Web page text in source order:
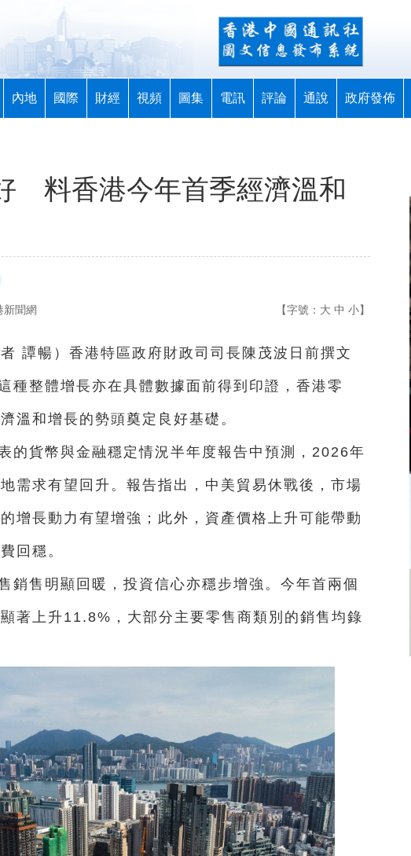
內地 國際 財經 視頻 圖集 電訊 評論 通說 政府發佈
料香港今年首季經濟溫和
新聞網 【字號： 大 中 小】
譚暢）香港特區政府財政司司長陳茂波日前撰文
種整體增長亦在具體數據面前得到印證，香港零
溫和增長的勢頭奠定良好基礎。
的貨幣與金融穩定情況半年度報告中預測，2026年
需求有望回升。報告指出，中美貿易休戰後，市場
增長動力有望增強；此外，資產價格上升可能帶動
回穩。
銷售明顯回暖，投資信心亦穩步增強。今年首兩個
著上升11.8%，大部分主要零售商類別的銷售均錄